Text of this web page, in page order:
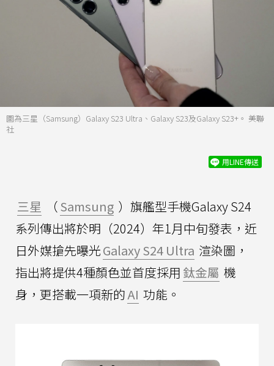
圖為三星（Samsung）Galaxy S23 Ultra、Galaxy S23及Galaxy S23+。 美聯
社
用LINE傳送
三星 （Samsung ）旗艦型手機Galaxy S24
系列傳出將於明（2024）年1月中旬發表，近
日外媒搶先曝光Galaxy S24 Ultra 渲染圖，
指出將提供4種顏色並首度採用 鈦金屬 機
身，更搭載一項新的AI 功能。